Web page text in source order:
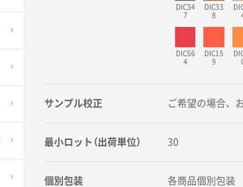
DIC34
7
DIC33
8
DIC56
4
DIC15
9
サンプル校正 ご希望の場合、
最小ロット（出荷単位） 30
個別包装 各商品個別包装